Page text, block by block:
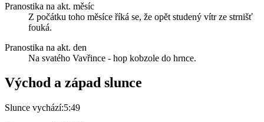
Pranostika na akt. měsíc
Z počátku toho měsíce říká se, že opět studený vítr ze strnišť
fouká.
Pranostika na akt. den
Na svatého Vavřince - hop kobzole do hrnce.
Východ a západ slunce
Slunce vychází:5:49